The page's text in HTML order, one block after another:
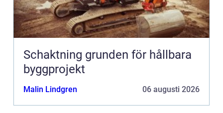
Schaktning grunden för hållbara
byggprojekt
Malin Lindgren 06 augusti 2026